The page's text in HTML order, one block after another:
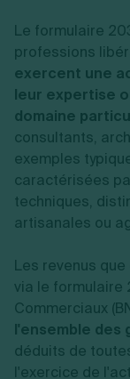
Le formulaire
professions
exercent une
leur expertise
domaine
consultants,
exemples
caractérisées
techniques,
artisanales ou
Les revenus
via le formulaire
Commerciaux
l'ensemble des
déduits de
l'exercice de